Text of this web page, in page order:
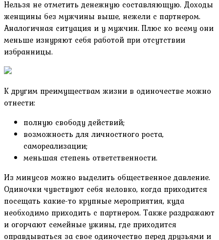
Нельзя не отметить денежную составляющую. Доходы
женщины без мужчины выше, нежели с партнером.
Аналогичная ситуация и у мужчин. Плюс ко всему они
меньше изнуряют себя работой при отсутствии
избранницы.
К другим преимуществам жизни в одиночестве можно
отнести:
полную свободу действий;
возможность для личностного роста,
самореализации;
меньшая степень ответственности.
Из минусов можно выделить общественное давление.
Одиночки чувствуют себя неловко, когда приходится
посещать какие-то крупные мероприятия, куда
необходимо приходить с партнером. Также раздражают
и огорчают семейные ужины, где приходится
оправдываться за свое одиночество перед друзьями и